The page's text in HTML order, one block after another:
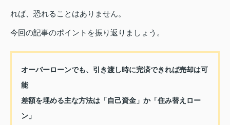
れば、恐れることはありません。
今回の記事のポイントを振り返りましょう。
オーバーローンでも、引き渡し時に完済できれば売却は可
能
差額を埋める主な方法は「自己資金」か「住み替えロー
ン」